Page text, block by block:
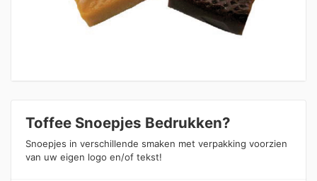
Toffee Snoepjes Bedrukken?
Snoepjes in verschillende smaken met verpakking voorzien
van uw eigen logo en/of tekst!